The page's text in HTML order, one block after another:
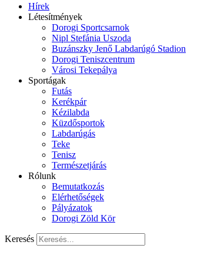
Hírek
Létesítmények
Dorogi Sportcsarnok
Nipl Stefánia Uszoda
Buzánszky Jenő Labdarúgó Stadion
Dorogi Teniszcentrum
Városi Tekepálya
Sportágak
Futás
Kerékpár
Kézilabda
Küzdősportok
Labdarúgás
Teke
Tenisz
Természetjárás
Rólunk
Bemutatkozás
Elérhetőségek
Pályázatok
Dorogi Zöld Kör
Keresés